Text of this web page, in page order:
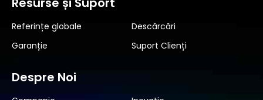
Referințe globale
Descărcări
Garanție
Suport Clienți
Despre Noi